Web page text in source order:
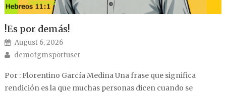
!Es por demás!
Posted on
August 6, 2026
Author
demofgmsportuser
Por : Florentino García Medina Una frase que significa
rendición es la que muchas personas dicen cuando se